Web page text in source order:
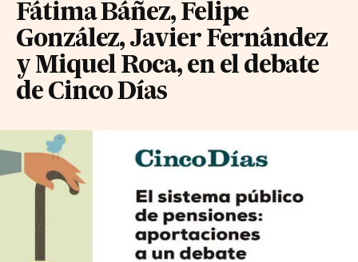
Fátima Báñez, Felipe
González, Javier Fernández
y Miquel Roca, en el debate
de Cinco Días